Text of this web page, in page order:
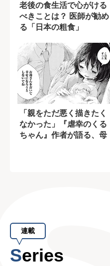
老後の食生活で心がける
べきことは？ 医師が勧め
る「日本の粗食」
「親をただ悪く描きたく
なかった」『虐幸のくる
ちゃん』作者が語る、母
連載
Series